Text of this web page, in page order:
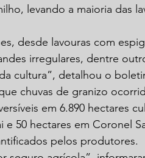
levando a maioria das
desde lavouras com
irregulares, dentre
cultura”, detalhou o
chuvas de granizo
em 6.890 hectares
50 hectares em Coronel
pelos produtores.